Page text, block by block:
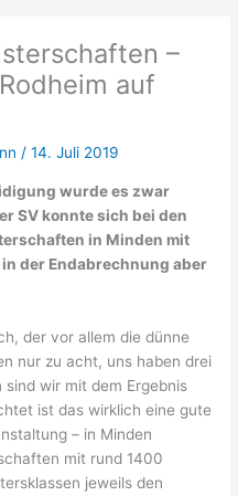
–
auf
/14. Juli 2019
wurde es zwar
SV konnte sich bei den
in Minden mit
der Endabrechnung aber
der vor allem die dünne
nur zu acht, uns haben drei
wir mit dem Ergebnis
ist das wirklich eine gute
– in Minden
mit rund 1400
jeweils den